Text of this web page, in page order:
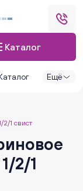
Каталог
Ещё
1 свист
2/1